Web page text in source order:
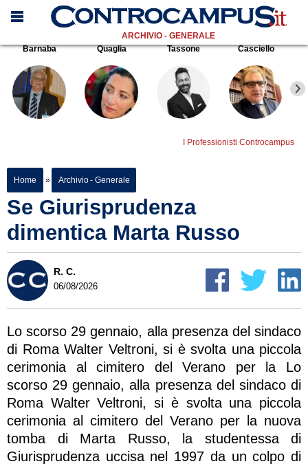
ARCHIVIO - GENERALE
Barnaba
Quaglia Tassone Casciello
I Professionisti Controcampus
Home » Archivio - Generale
Se Giurisprudenza
dimentica Marta Russo
R. C.
06/08/2026
Lo scorso 29 gennaio, alla presenza del sindaco
di Roma Walter Veltroni, si è svolta una piccola
cerimonia al cimitero del Verano per la Lo
scorso 29 gennaio, alla presenza del sindaco di
Roma Walter Veltroni, si è svolta una piccola
cerimonia al cimitero del Verano per la nuova
tomba di Marta Russo, la studentessa di
Giurisprudenza uccisa nel 1997 da un colpo di